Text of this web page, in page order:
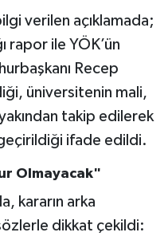
verilen açıklamada;
rapor ile YÖK’ün
Recep
üniversitenin mali,
takip edilerek
ifade edildi.
Olmayacak"
kararın arka
dikkat çekildi: